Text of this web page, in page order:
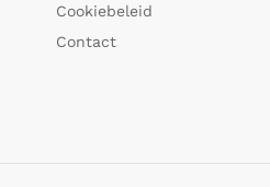
Cookiebeleid
Contact